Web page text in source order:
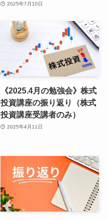
2025年7月10日
《2025.4月の勉強会》株式
投資講座の振り返り（株式
投資講座受講者のみ）
2025年4月11日